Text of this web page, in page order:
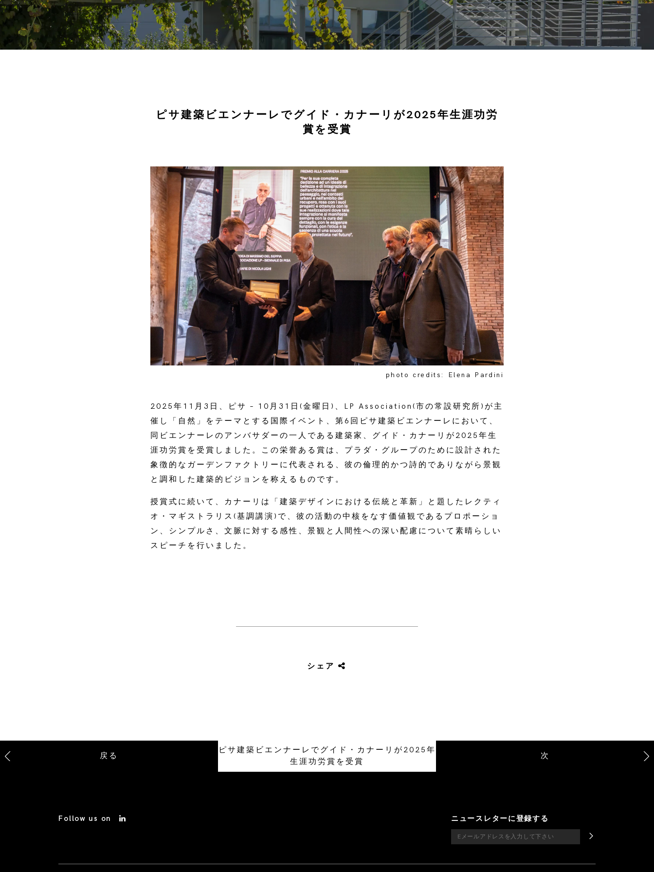
ピサ建築ビエンナーレでグイド・カナーリが2025年生涯功労
賞を受賞
photo credits: Elena Pardini
2025年11月3日、ピサ – 10月31日(金曜日)、LP Association(市の常設研究所)が主
催し「自然」をテーマとする国際イベント、第6回ピサ建築ビエンナーレにおいて、
同ビエンナーレのアンバサダーの一人である建築家、グイド・カナーリが2025年生
涯功労賞を受賞しました。この栄誉ある賞は、プラダ・グループのために設計された
象徴的なガーデンファクトリーに代表される、彼の倫理的かつ詩的でありながら景観
と調和した建築的ビジョンを称えるものです。
授賞式に続いて、カナーリは「建築デザインにおける伝統と革新」と題したレクティ
オ・マギストラリス(基調講演)で、彼の活動の中核をなす価値観であるプロポーショ
ン、シンプルさ、文脈に対する感性、景観と人間性への深い配慮について素晴らしい
スピーチを行いました。
シェア
戻る
ピサ建築ビエンナーレでグイド・カナーリが2025年
生涯功労賞を受賞
次
Follow us on ニュースレターに登録する